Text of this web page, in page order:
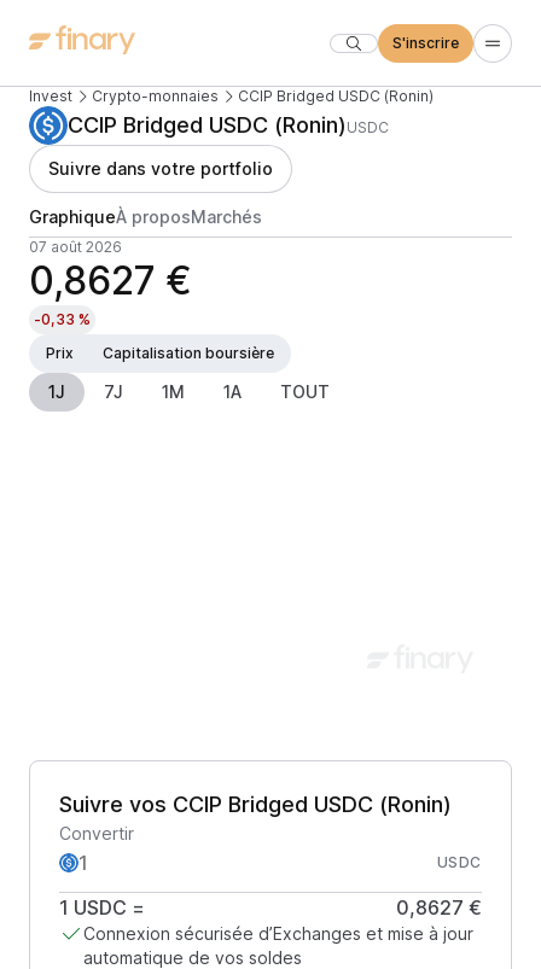
S'inscrire
Invest Crypto-monnaies CCIP Bridged USDC (Ronin)
CCIP Bridged USDC (Ronin) USDC
Suivre dans votre portfolio
GraphiqueÀ proposMarchés
07 août 2026
0,8627 €
-0,33 %
Prix
Capitalisation boursière
1J 7J 1M 1A TOUT
Suivre vos CCIP Bridged USDC (Ronin)
Convertir
USDC
1 USDC = 0,8627 €
Connexion sécurisée d’Exchanges et mise à jour
automatique de vos soldes